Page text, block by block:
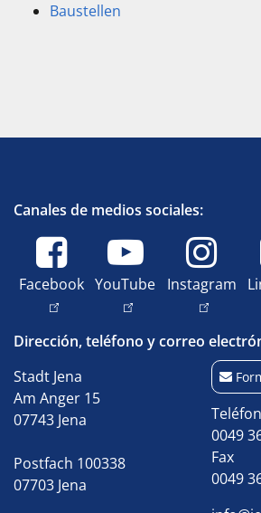
Baustellen
Canales de medios sociales:
Facebook YouTube Instagram
Dirección, teléfono y correo
Stadt Jena
Am Anger 15
07743 Jena
Postfach 100338
07703 Jena
0049
Fax
0049